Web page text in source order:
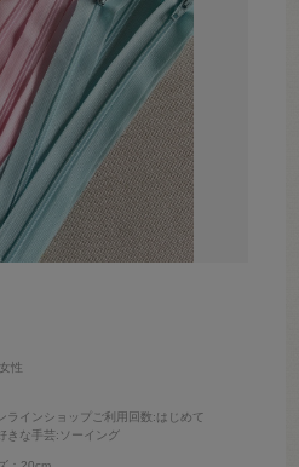
女性
ラインショップご利用回数:はじめて
きな手芸:ソーイング